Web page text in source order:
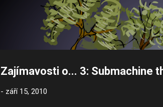
Zajímavosti o... 3: Submachine
- září 15, 2010